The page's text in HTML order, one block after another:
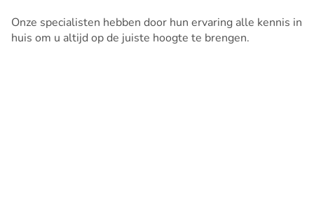
Onze specialisten hebben door hun ervaring alle kennis in
huis om u altijd op de juiste hoogte te brengen.